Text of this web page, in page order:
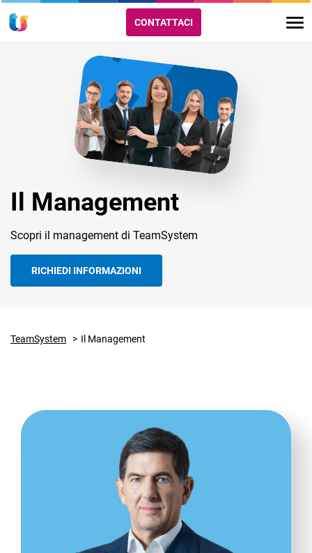
CRM
CONTATTACI
Il Management
Scopri il management di TeamSystem
RICHIEDI INFORMAZIONI
TeamSystem Il Management